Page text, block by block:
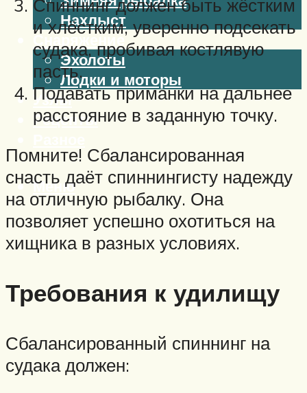
Нахлыст
Снаряжение
Эхолоты
Лодки и моторы
Узлы
Рецепты
Меню
Спиннинг должен быть жёстким
и хлёстким, уверенно подсекать
судака, пробивая костлявую
пасть.
Подавать приманки на дальнее
расстояние в заданную точку.
Помните! Сбалансированная
снасть даёт спиннингисту надежду
на отличную рыбалку. Она
позволяет успешно охотиться на
хищника в разных условиях.
Требования к удилищу
Сбалансированный спиннинг на
судака должен: